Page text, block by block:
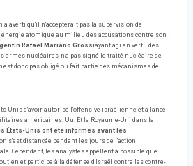
a averti qu'il n'accepterait pas la supervision de
atomique au milieu des accusations contre son
Rafael Mariano Grossiayant agi en vertu des
armes nucléaires, n'a pas signé le traité nucléaire de
donc pas obligé ou fait partie des mécanismes de
Unis d'avoir autorisé l'offensive israélienne et a lancé
américaines. Uu. Et le Royaume-Uni dans la
États-Unis ont été informés avant les
s'est distancée pendant les jours de l'action
Cependant, les analystes appellent à possible que
et participe à la défense d'Israël contre les contre-